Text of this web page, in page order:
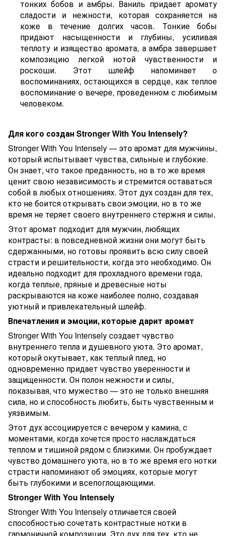
тонких бобов и амбры. Ваниль придает аромату
сладости и нежности, которая сохраняется на
коже в течение долгих часов. Тонкие бобы
придают насыщенности и глубины, усиливая
теплоту и изящество аромата, а амбра завершает
композицию легкой нотой чувственности и
роскоши. Этот шлейф напоминает о
воспоминаниях, остающихся в сердце, как теплое
воспоминание о вечере, проведенном с любимым
человеком.
Для кого создан Stronger With You Intensely?
Stronger With You Intensely — это аромат для мужчины,
который испытывает чувства, сильные и глубокие.
Он знает, что такое преданность, но в то же время
ценит свою независимость и стремится оставаться
собой в любых отношениях. Этот дух создан для тех,
кто не боится открывать свои эмоции, но в то же
время не теряет своего внутреннего стержня и силы.
Этот аромат подходит для мужчин, любящих
контрасты: в повседневной жизни они могут быть
сдержанными, но готовы проявить всю силу своей
страсти и решительности, когда это необходимо. Он
идеально подходит для прохладного времени года,
когда теплые, пряные и древесные ноты
раскрываются на коже наиболее полно, создавая
уютный и привлекательный шлейф.
Впечатления и эмоции, которые дарит аромат
Stronger With You Intensely создает чувство
внутреннего тепла и душевного уюта. Это аромат,
который окутывает, как теплый плед, но
одновременно придает чувство уверенности и
защищенности. Он полон нежности и силы,
показывая, что мужество — это не только внешняя
сила, но и способность любить, быть чувственным и
уязвимым.
Этот дух ассоциируется с вечером у камина, с
моментами, когда хочется просто наслаждаться
теплом и тишиной рядом с близкими. Он пробуждает
чувство домашнего уюта, но в то же время его нотки
страсти напоминают об эмоциях, которые могут
быть глубокими и всепоглощающими.
Stronger With You Intensely
Stronger With You Intensely отличается своей
способностью сочетать контрастные нотки в
гармоничной композиции. Это дух для тех, кто не